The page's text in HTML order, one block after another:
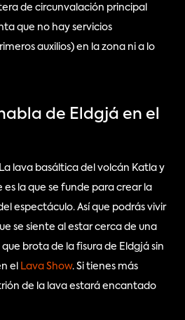
de circunvalación principal
que no hay servicios
auxilios) en la zona ni a lo
de Eldgjá en el
La lava basáltica del volcán Katla y
la que se funde para crear la
espectáculo. Así que podrás vivir
se siente al estar cerca de una
que brota de la fisura de Eldgjá sin
el
Lava Show. Si tienes más
de la lava estará encantado